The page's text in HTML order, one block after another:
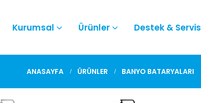
Kurumsal Ürünler Destek & Servis
ANASAYFA ÜRÜNLER BANYO BATARYALARI